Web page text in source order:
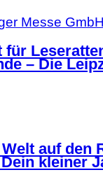
für
– Die
auf den
kleiner